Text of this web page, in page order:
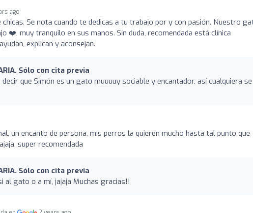
ago
chicas. Se nota cuando te dedicas a tu trabajo por y con pasión. Nuestro
❤️, muy tranquilo en sus manos. Sin duda, recomendada está clínica
explican y aconsejan.
Sólo con cita previa
que Simón es un gato muuuuy sociable y encantador, así cualquiera se
un encanto de persona, mis perros la quieren mucho hasta tal punto que
super recomendada
Sólo con cita previa
al gato o a mí, jajaja Muchas gracias!!